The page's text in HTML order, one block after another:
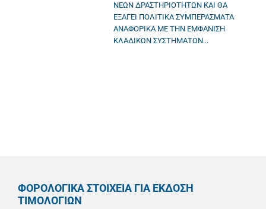
ΝΕΩΝ ΔΡΑΣΤΗΡΙΟΤΗΤΩΝ ΚΑΙ ΘΑ
ΕΞΑΓΕΙ ΠΟΛΙΤΙΚΑ ΣΥΜΠΕΡΑΣΜΑΤΑ
ΑΝΑΦΟΡΙΚΑ ΜΕ ΤΗΝ ΕΜΦΑΝΙΣΗ
ΚΛΑΔΙΚΩΝ ΣΥΣΤΗΜΑΤΩΝ...
ΦΟΡΟΛΟΓΙΚΑ ΣΤΟΙΧΕΙΑ ΓΙΑ ΕΚΔΟΣΗ
ΤΙΜΟΛΟΓΙΩΝ